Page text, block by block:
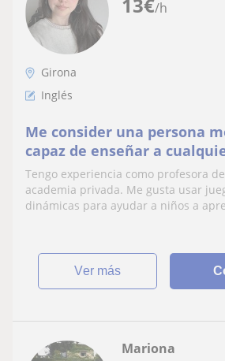
/h
Girona
Inglés
Me consider una persona
capaz de enseñar a
edad.
Tengo experiencia como profesora
academia privada. Me gusta usar
dinámicas para ayudar a niños a
ver más
Mariona